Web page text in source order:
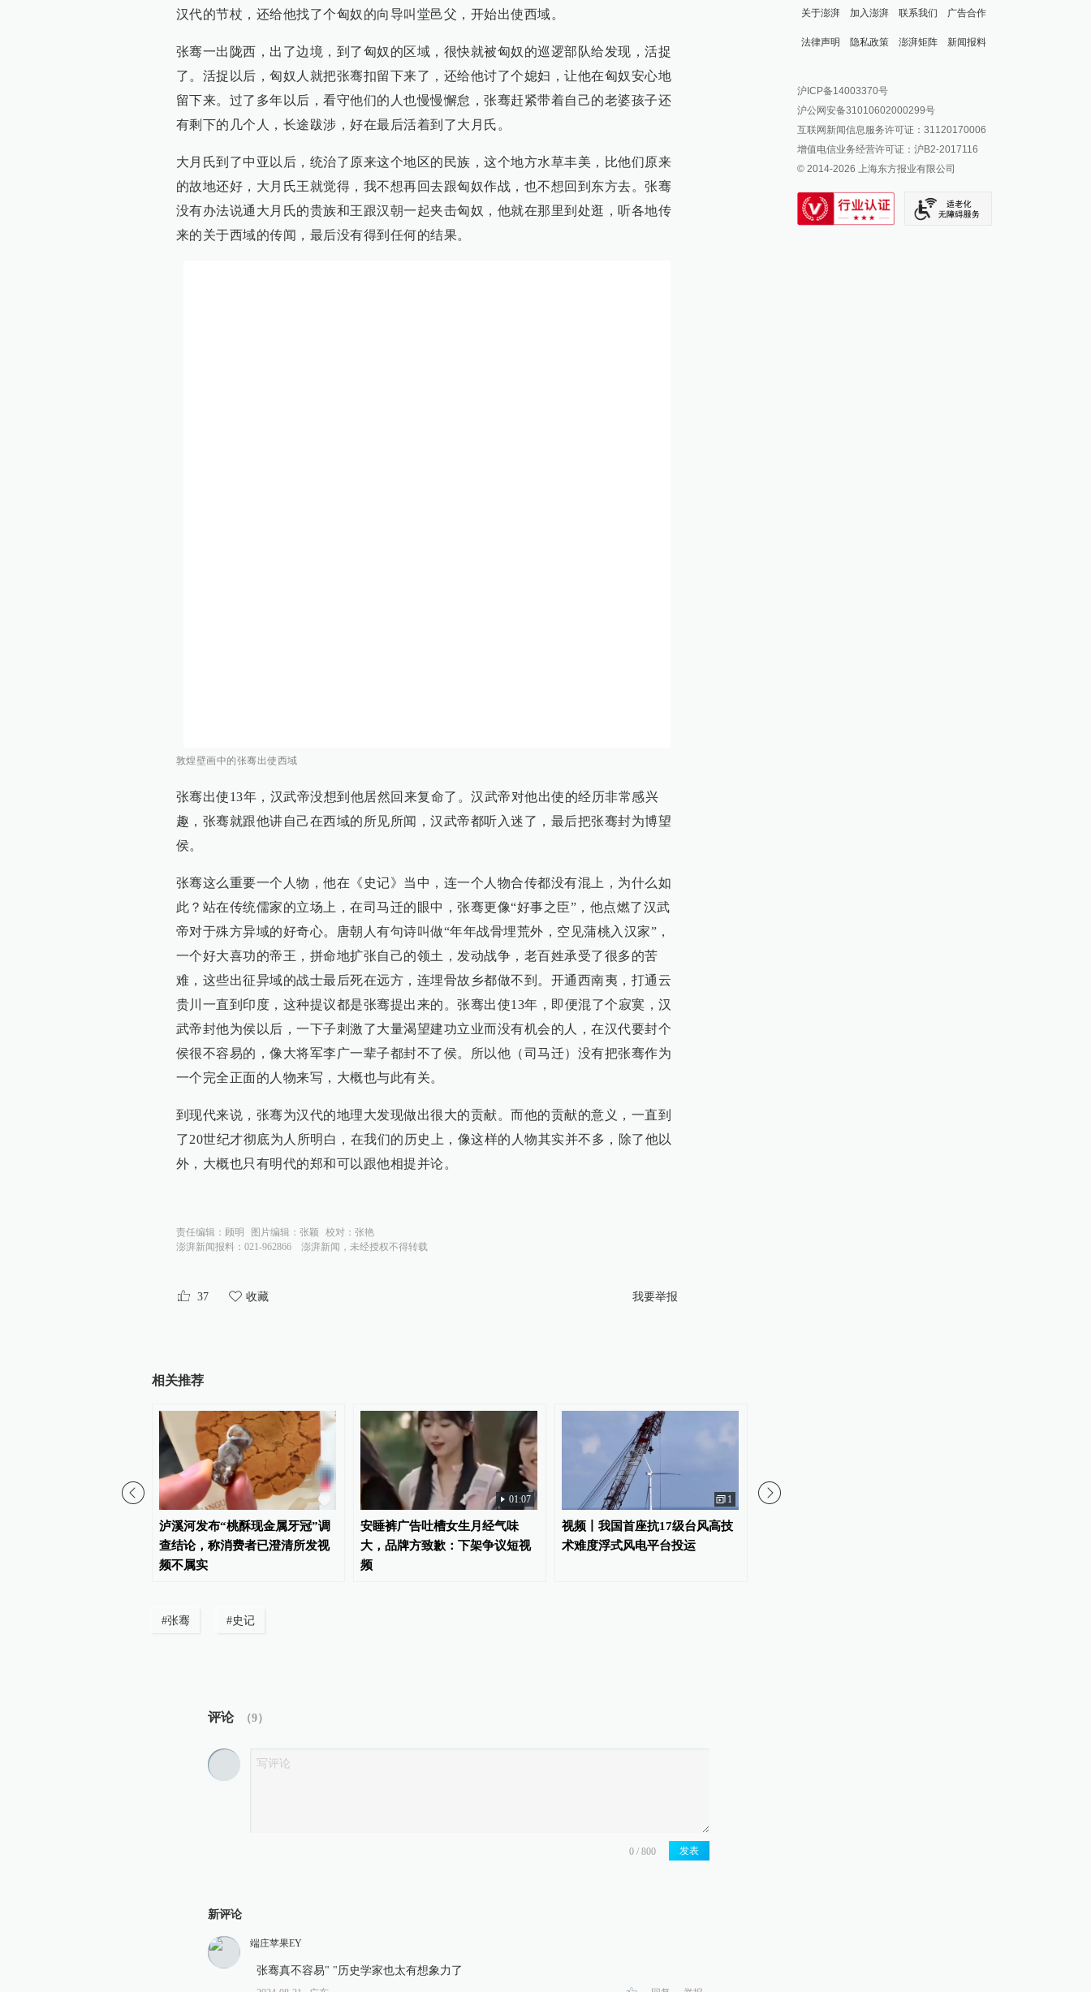
汉代的节杖，还给他找了个匈奴的向导叫堂邑父，开始出使西域。
张骞一出陇西，出了边境，到了匈奴的区域，很快就被匈奴的巡逻部队给发现，活捉
了。活捉以后，匈奴人就把张骞扣留下来了，还给他讨了个媳妇，让他在匈奴安心地
留下来。过了多年以后，看守他们的人也慢慢懈怠，张骞赶紧带着自己的老婆孩子还
有剩下的几个人，长途跋涉，好在最后活着到了大月氏。
大月氏到了中亚以后，统治了原来这个地区的民族，这个地方水草丰美，比他们原来
的故地还好，大月氏王就觉得，我不想再回去跟匈奴作战，也不想回到东方去。张骞
没有办法说通大月氏的贵族和王跟汉朝一起夹击匈奴，他就在那里到处逛，听各地传
来的关于西域的传闻，最后没有得到任何的结果。
敦煌壁画中的张骞出使西域
张骞出使13年，汉武帝没想到他居然回来复命了。汉武帝对他出使的经历非常感兴
趣，张骞就跟他讲自己在西域的所见所闻，汉武帝都听入迷了，最后把张骞封为博望
侯。
张骞这么重要一个人物，他在《史记》当中，连一个人物合传都没有混上，为什么如
此？站在传统儒家的立场上，在司马迁的眼中，张骞更像“好事之臣”，他点燃了汉武
帝对于殊方异域的好奇心。唐朝人有句诗叫做“年年战骨埋荒外，空见蒲桃入汉家”，
一个好大喜功的帝王，拼命地扩张自己的领土，发动战争，老百姓承受了很多的苦
难，这些出征异域的战士最后死在远方，连埋骨故乡都做不到。开通西南夷，打通云
贵川一直到印度，这种提议都是张骞提出来的。张骞出使13年，即便混了个寂寞，汉
武帝封他为侯以后，一下子刺激了大量渴望建功立业而没有机会的人，在汉代要封个
侯很不容易的，像大将军李广一辈子都封不了侯。所以他（司马迁）没有把张骞作为
一个完全正面的人物来写，大概也与此有关。
到现代来说，张骞为汉代的地理大发现做出很大的贡献。而他的贡献的意义，一直到
了20世纪才彻底为人所明白，在我们的历史上，像这样的人物其实并不多，除了他以
外，大概也只有明代的郑和可以跟他相提并论。
责任编辑： 顾明 图片编辑： 张颖 校对： 张艳
澎湃新闻报料：021-962866
澎湃新闻，未经授权不得转载
37 收藏 我要举报
相关推荐
02:54
泸溪河发布“桃酥现金属牙冠”调
查结论，称消费者已澄清所发视
频不属实
01:07
安睡裤广告吐槽女生月经气味
大，品牌方致歉：下架争议短视
频
1
视频丨我国首座抗17级台风高技
术难度浮式风电平台投运
#张骞 #史记
评论 （9）
发表
新评论
端庄苹果EY
张骞真不容易" "历史学家也太有想象力了
关于澎湃 加入澎湃 联系我们 广告合作
法律声明 隐私政策 澎湃矩阵
澎湃新闻公众号
澎湃新闻抖音号
派生万物开放平台
IP SHANGHAI
SIXTH TONE
新闻报料
报料邮箱: news@thepaper.cn
沪ICP备14003370号
沪公网安备31010602000299号
互联网新闻信息服务许可证：31120170006
增值电信业务经营许可证：沪B2-2017116
© 2014-2026 上海东方报业有限公司